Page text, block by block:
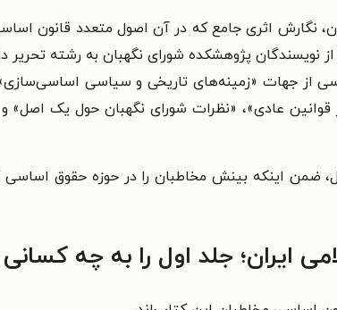
نگارش اثری جامع که در آن اصول متعدد قانون
نویسندگان پژوهشکده شورای نگهبان به رشته تحریر
اصول قانون اساسی از جهات «زمینه‌های تاریخی و سیاسی
عادی»، «نظرات شورای نگهبان حول یک اصل» و
اینکه بینش مخاطبان را در حوزه حقوق اساسی
جلد اول را به چه